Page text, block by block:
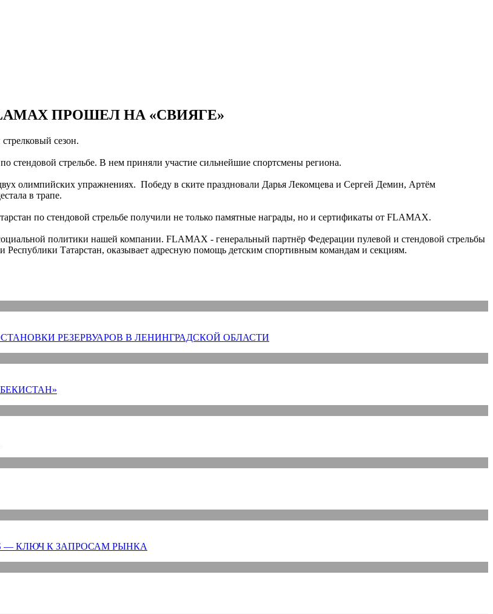
ПРОШЕЛ НА «СВИЯГЕ»
сезон.
стендовой стрельбе. В нем приняли участие сильнейшие спортсмены региона.
олимпийских упражнениях. Победу в ските праздновали Дарья Лекомцева и Сергей Демин, Артём
в трапе.
по стендовой стрельбе получили не только памятные награды, но и сертификаты от FLAMAX.
политики нашей компании. FLAMAX - генеральный партнёр Федерации пулевой и стендовой стрельбы
Татарстан, оказывает адресную помощь детским спортивным командам и секциям.
РЕЗЕРВУАРОВ В ЛЕНИНГРАДСКОЙ ОБЛАСТИ
— КЛЮЧ К ЗАПРОСАМ РЫНКА